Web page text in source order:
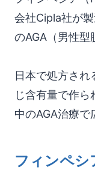
会社Cipla社が
のAGA（男性型
日本で処方され
じ含有量で作
中のAGA治療で
フィンペシ